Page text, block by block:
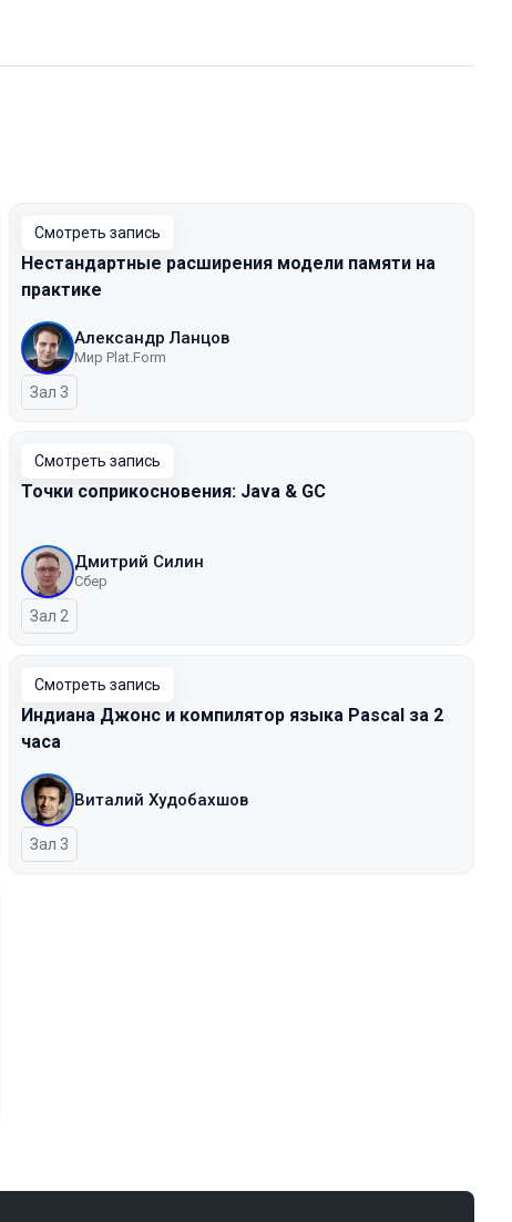
Смотреть запись
Нестандартные расширения модели памяти на
практике
Александр Ланцов
Мир Plat.Form
Зал 3
Смотреть запись
Точки соприкосновения: Java & GC
Дмитрий Силин
Сбер
Зал 2
Смотреть запись
Индиана Джонс и компилятор языка Pascal за 2
часа
Виталий Худобахшов
Зал 3